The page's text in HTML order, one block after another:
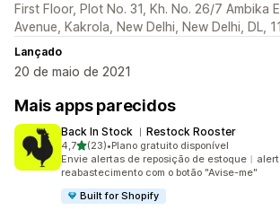
First Floor, Plot No. 31, Kh. No. 26/7 Ambika
Avenue, Kakrola, New Delhi, New Delhi, DL,
Lançado
20 de maio de 2021
Mais apps parecidos
Back In Stock ︱Restock Rooster
4,7de 5 estrelas
(23)
23 avaliações ao todo
•Plano gratuito disponível
Envie alertas de reposição de
reabastecimento com o botão "Avise-me"
Built for Shopify